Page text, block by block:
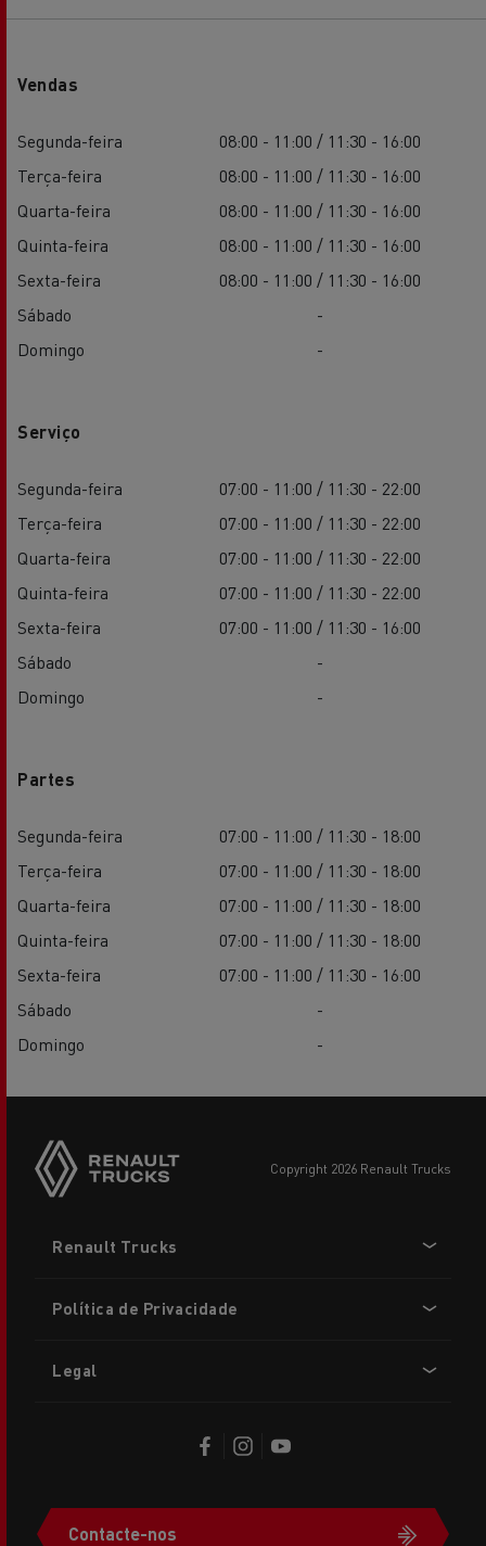
Vendas
Segunda-feira
08:00 - 11:00 / 11:30 - 16:00
Terça-feira
08:00 - 11:00 / 11:30 - 16:00
Quarta-feira
08:00 - 11:00 / 11:30 - 16:00
Quinta-feira
08:00 - 11:00 / 11:30 - 16:00
Sexta-feira
08:00 - 11:00 / 11:30 - 16:00
Sábado
-
Domingo
-
Serviço
Segunda-feira
07:00 - 11:00 / 11:30 - 22:00
Terça-feira
07:00 - 11:00 / 11:30 - 22:00
Quarta-feira
07:00 - 11:00 / 11:30 - 22:00
Quinta-feira
07:00 - 11:00 / 11:30 - 22:00
Sexta-feira
07:00 - 11:00 / 11:30 - 16:00
Sábado
-
Domingo
-
Partes
Segunda-feira
07:00 - 11:00 / 11:30 - 18:00
Terça-feira
07:00 - 11:00 / 11:30 - 18:00
Quarta-feira
07:00 - 11:00 / 11:30 - 18:00
Quinta-feira
07:00 - 11:00 / 11:30 - 18:00
Sexta-feira
07:00 - 11:00 / 11:30 - 16:00
Sábado
-
Domingo
-
copyright 2026 Renault Trucks
menu
Renault Trucks
Política de Privacidade
Legal
Contacte-nos